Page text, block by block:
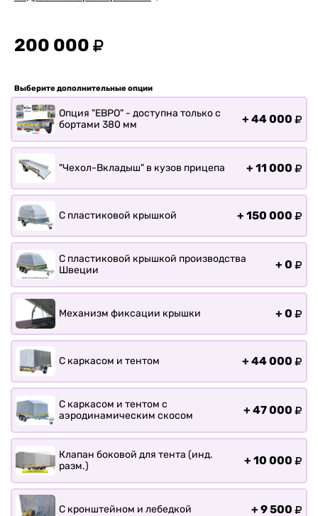
Прицепы для перевозки
байдарок, каноэ, САП
О заводе
Оплата и доставка
Контакты
200 000
Выберите дополнительные опции
Опция "ЕВРО" - доступна только с
бортами 380 мм
+ 44 000
"Чехол-Вкладыш" в кузов прицепа + 11 000
С пластиковой крышкой + 150 000
С пластиковой крышкой производства
Швеции
+ 0
Механизм фиксации крышки + 0
С каркасом и тентом + 44 000
С каркасом и тентом с
аэродинамическим скосом
+ 47 000
Клапан боковой для тента (инд.
разм.)
+ 10 000
С кронштейном и лебедкой + 9 500